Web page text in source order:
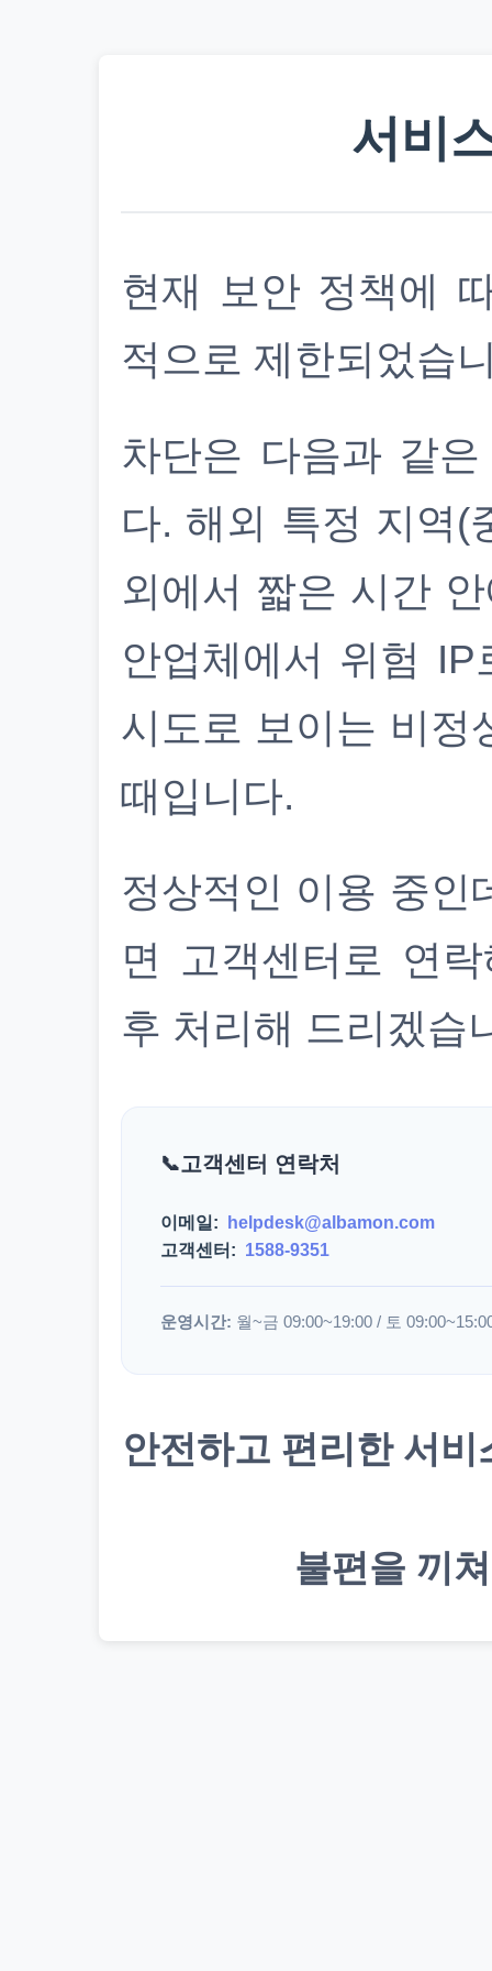
서비
현재 보안 정책에
적으로 제한되었습
차단은 다음과 같
다. 해외 특정 지역(
외에서 짧은 시간
안업체에서 위험
시도로 보이는 비정
때입니다.
정상적인 이용 중인
면 고객센터로 연
후 처리해 드리겠습
고객센터 연락처
이메일:
helpdesk@albamon.com
고객센터: 1588-9351
운영시간: 월~금 09:00~19:00 / 토
안전하고 편리한 서
불편을 끼